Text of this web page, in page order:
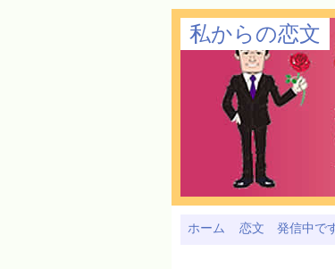
私からの恋文
ホーム 恋文 発信中で